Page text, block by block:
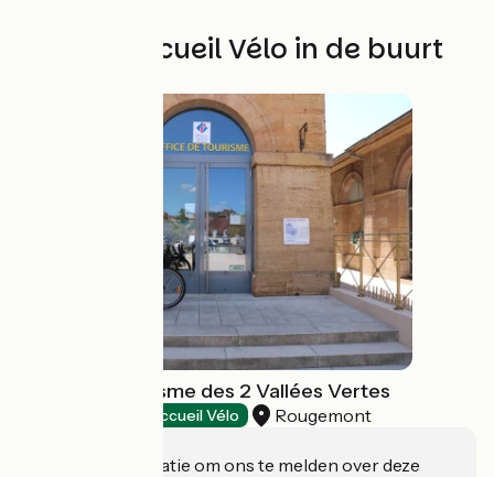
Andere Accueil Vélo in de buurt
Office de Tourisme des 2 Vallées Vertes
Accueil Vélo Rougemont
Heeft u informatie om ons te melden over deze